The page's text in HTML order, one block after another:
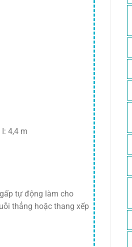
4,4 m
tự động làm cho
thẳng hoặc thang xếp